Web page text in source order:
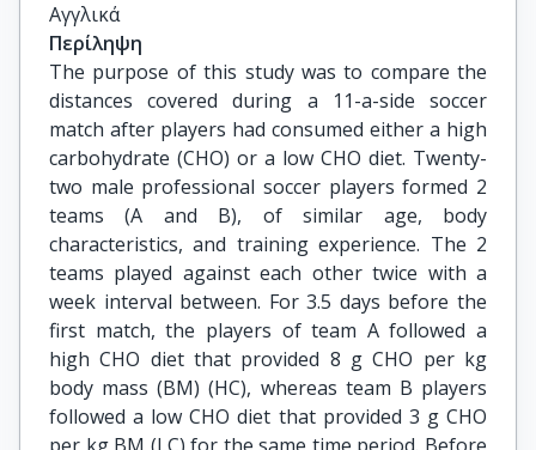
Αγγλικά
Περίληψη
The purpose of this study was to compare the
distances covered during a 11-a-side soccer
match after players had consumed either a high
carbohydrate (CHO) or a low CHO diet. Twenty-
two male professional soccer players formed 2
teams (A and B), of similar age, body
characteristics, and training experience. The 2
teams played against each other twice with a
week interval between. For 3.5 days before the
first match, the players of team A followed a
high CHO diet that provided 8 g CHO per kg
body mass (BM) (HC), whereas team B players
followed a low CHO diet that provided 3 g CHO